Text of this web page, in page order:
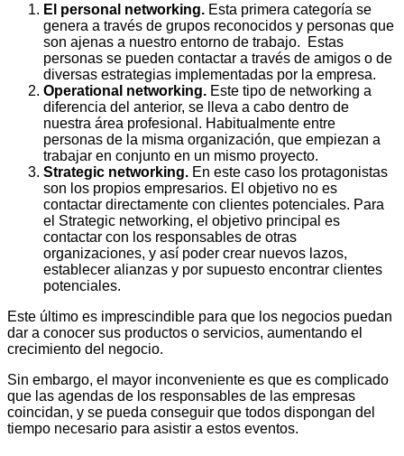
El personal networking. Esta primera categoría se
genera a través de grupos reconocidos y personas que
son ajenas a nuestro entorno de trabajo. Estas
personas se pueden contactar a través de amigos o de
diversas estrategias implementadas por la empresa.
Operational networking. Este tipo de networking a
diferencia del anterior, se lleva a cabo dentro de
nuestra área profesional. Habitualmente entre
personas de la misma organización, que empiezan a
trabajar en conjunto en un mismo proyecto.
Strategic networking. En este caso los protagonistas
son los propios empresarios. El objetivo no es
contactar directamente con clientes potenciales. Para
el Strategic networking, el objetivo principal es
contactar con los responsables de otras
organizaciones, y así poder crear nuevos lazos,
establecer alianzas y por supuesto encontrar clientes
potenciales.
Este último es imprescindible para que los negocios puedan
dar a conocer sus productos o servicios, aumentando el
crecimiento del negocio.
Sin embargo, el mayor inconveniente es que es complicado
que las agendas de los responsables de las empresas
coincidan, y se pueda conseguir que todos dispongan del
tiempo necesario para asistir a estos eventos.